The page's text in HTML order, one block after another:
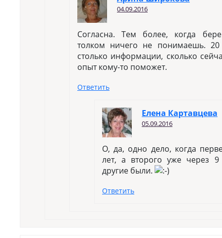
04.09.2016
Согласна. Тем более, когда
толком ничего не понимаешь.
столько информации, сколько
опыт кому-то поможет.
Ответить
Елена Картавцева
05.09.2016
О, да, одно дело, когда
лет, а второго уже через
другие были.
Ответить